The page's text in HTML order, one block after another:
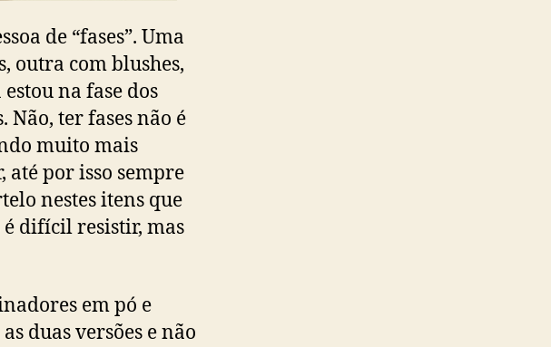
de “fases”. Uma
outra com blushes,
na fase dos
ter fases não é
muito mais
até por isso sempre
nestes itens que
é difícil resistir, mas
em pó e
duas versões e não